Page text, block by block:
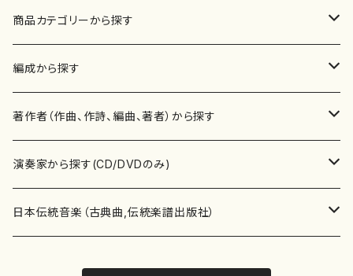
商品カテゴリーから探す
楽譜
書籍
書籍
テキストブック
CD・DVD
チケット
編成から探す
邦楽器
箏・琴（ソロ）
箏・琴（合奏）
合唱
混声合唱
歌・声
著作者（作曲、作詩、編曲、著者）から探す
あ行
青木省三(アオキ ショウゾウ)
か行
演奏家から探す(CD/DVDのみ)
邦楽（箏、三味線、尺八等）演奏家
日本伝統音楽（古典曲,伝統楽譜出版社）